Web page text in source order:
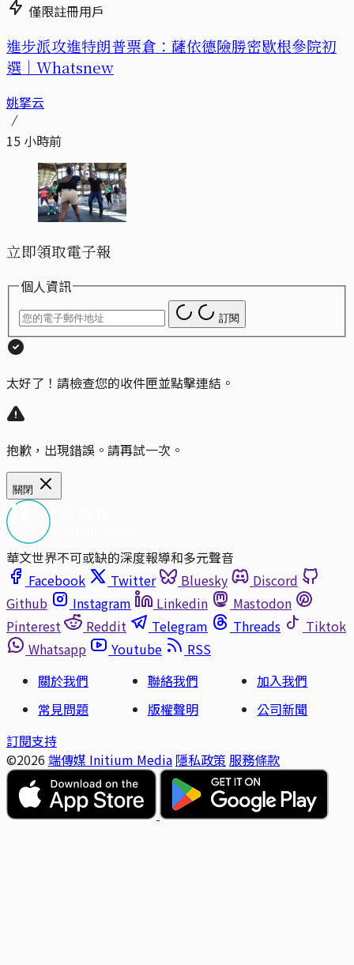
僅限註冊用戶
進步派攻進特朗普票倉：薩依德險勝密歇根參院初
選｜Whatsnew
姚拏云
15 小時前
立即領取電子報
個人資訊
訂閱
太好了！請檢查您的收件匣並點擊連結。
抱歉，出現錯誤。請再試一次。
關閉
華文世界不可或缺的深度報導和多元聲音
Facebook
Twitter Bluesky
Discord
Github
Instagram Linkedin
Mastodon
Pinterest
Reddit Telegram Threads
Tiktok
Whatsapp
Youtube
RSS
關於我們
聯絡我們
加入我們
常見問題
版權聲明
公司新聞
訂閱支持
©2026 端傳媒 Initium Media 隱私政策 服務條款